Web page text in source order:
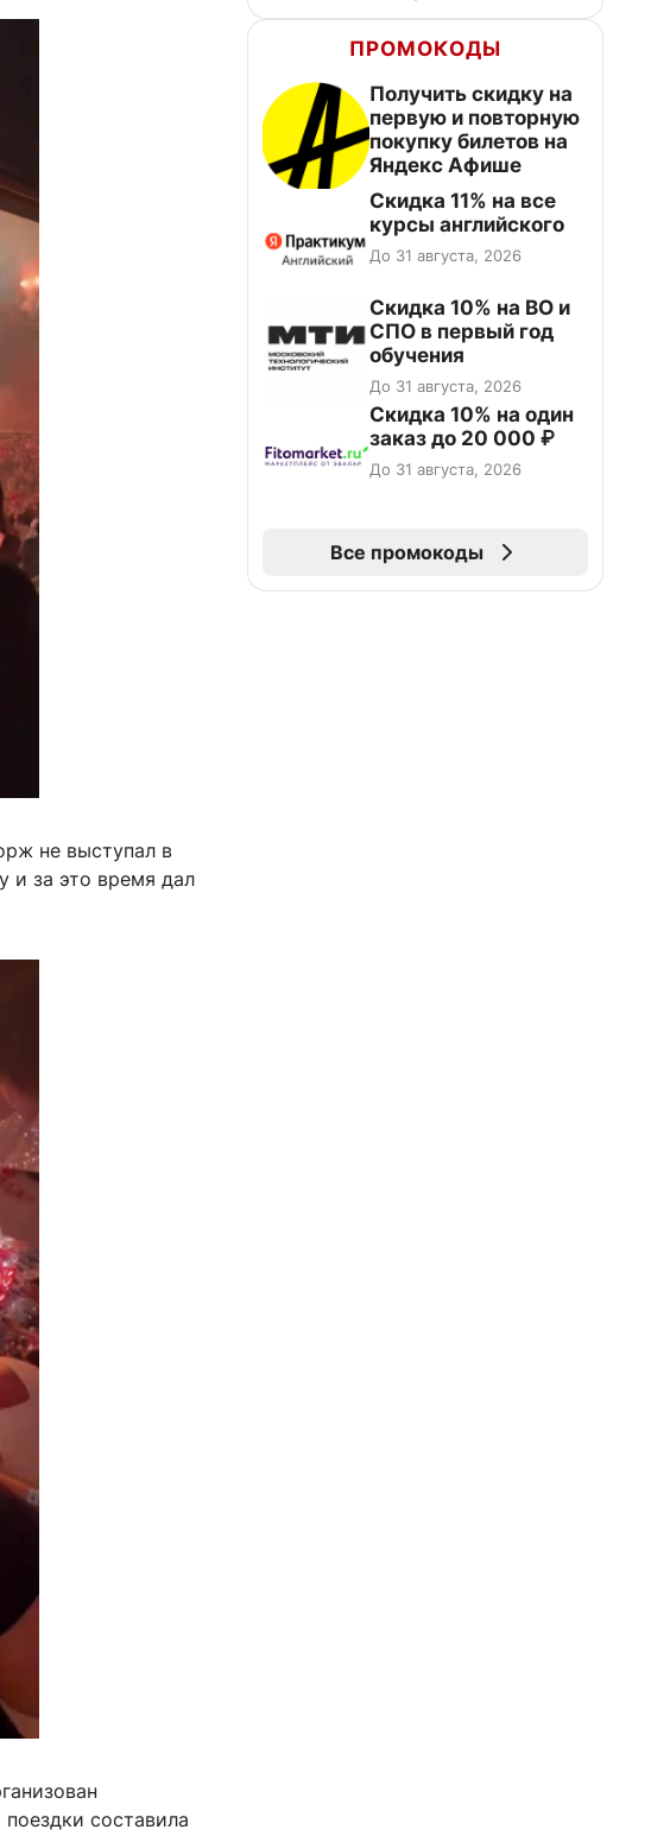
не выступал в
и за это время дал
составила
ПРОМОКОДЫ
Получить скидку на
первую и повторную
покупку билетов на
Яндекс Афише
Скидка 11% на все
курсы английского
До 31 августа, 2026
Скидка 10% на ВО и
СПО в первый год
обучения
До 31 августа, 2026
Скидка 10% на один
заказ до 20 000 ₽
До 31 августа, 2026
Все промокоды